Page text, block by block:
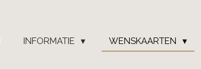
INFORMATIE
WENSKAARTEN